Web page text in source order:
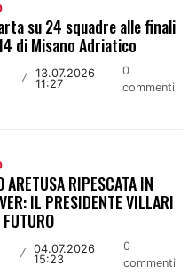
su 24 squadre alle finali
di Misano Adriatico
/
13.07.2026
11:27
0
commenti
ARETUSA RIPESCATA IN
IL PRESIDENTE VILLARI
/
04.07.2026
15:23
0
commenti